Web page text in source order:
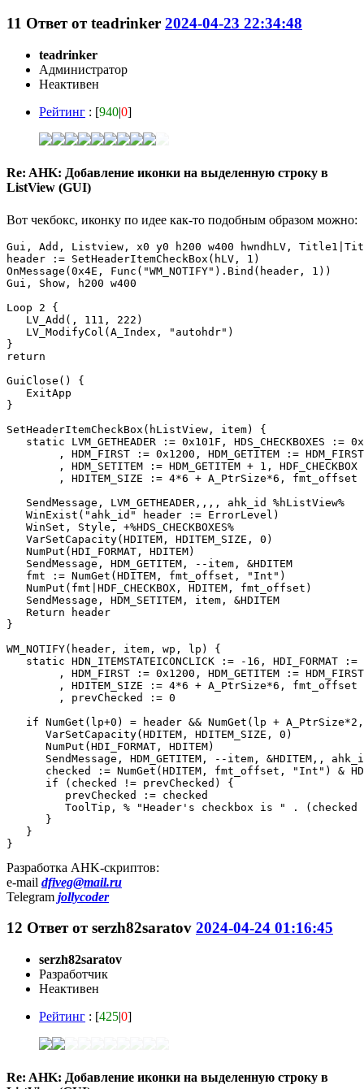
11 Ответ отteadrinker 2024-04-23 22:34:48
teadrinker
Администратор
Неактивен
Рейтинг : [940|0]
Re: AHK: Добавление иконки на выделенную строку в
ListView (GUI)
Вот чекбокс, иконку по идее как-то подобным образом можно:
Gui, Add, Listview, x0 y0 h200 w400 hwndhLV,
header := SetHeaderItemCheckBox(hLV, 1)
OnMessage(0x4E, Func("WM_NOTIFY").Bind(header, 1))
Gui, Show, h200 w400
Loop 2 {
   LV_Add(, 111, 222)
   LV_ModifyCol(A_Index, "autohdr")
}
return
GuiClose() {
   ExitApp
}
SetHeaderItemCheckBox(hListView, item) {
static LVM_GETHEADER := 0x101F, HDS_CHECKBOXES :=
, HDM_FIRST := 0x1200, HDM_GETITEM :=
, HDM_SETITEM := HDM_GETITEM + 1, HDF_CHECKBOX
, HDITEM_SIZE := 4*6 + A_PtrSize*6, fmt_offset
   SendMessage, LVM_GETHEADER,,,, ahk_id %hListView%
   WinExist("ahk_id" header := ErrorLevel)
   WinSet, Style, +%HDS_CHECKBOXES%
   VarSetCapacity(HDITEM, HDITEM_SIZE, 0)
   NumPut(HDI_FORMAT, HDITEM)
   SendMessage, HDM_GETITEM, --item, &HDITEM
   fmt := NumGet(HDITEM, fmt_offset, "Int")
   NumPut(fmt|HDF_CHECKBOX, HDITEM, fmt_offset)
   SendMessage, HDM_SETITEM, item, &HDITEM
   Return header
}
WM_NOTIFY(header, item, wp, lp) {
static HDN_ITEMSTATEICONCLICK := -16, HDI_FORMAT :=
, HDM_FIRST := 0x1200, HDM_GETITEM :=
, HDITEM_SIZE := 4*6 + A_PtrSize*6, fmt_offset
        , prevChecked := 0
if NumGet(lp+0) = header && NumGet(lp +
      VarSetCapacity(HDITEM, HDITEM_SIZE, 0)
      NumPut(HDI_FORMAT, HDITEM)
SendMessage, HDM_GETITEM, --item, &HDITEM,,
checked := NumGet(HDITEM, fmt_offset, "Int") &
      if (checked != prevChecked) {
         prevChecked := checked
ToolTip, % "Header's checkbox is " . (checked
      }
   }
}
Разработка AHK-скриптов:
e-mail dfiveg@mail.ru
Telegram jollycoder
12 Ответ отserzh82saratov 2024-04-24 01:16:45
serzh82saratov
Разработчик
Неактивен
Рейтинг : [425|0]
Re: AHK: Добавление иконки на выделенную строку в